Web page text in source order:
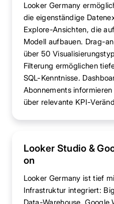
Looker Germany
die eigenständige
Explore-Ansichten, die
Modell aufbauen. Drag-
über 50
Filterung ermöglichen
SQL-Kenntnisse.
Abonnements
über relevante KPI-
Looker Studio &
on
Looker Germany ist tief
Infrastruktur integriert: